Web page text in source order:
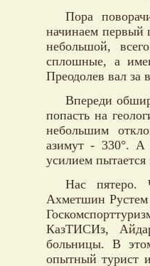
Пора
начинаем первый
небольшой,
сплошные, а
Преодолев вал за
Впереди
попасть на
небольшим
азимут - 330°. А
усилием
Нас пятеро.
Ахметшин
КазТИСИз,
больницы. В
опытный турист